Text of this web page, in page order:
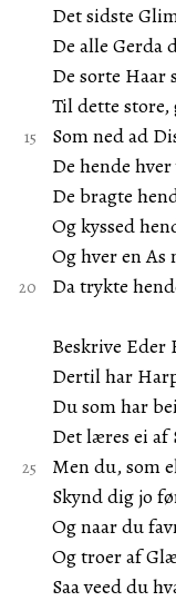
Det sidste
De alle Gerda
De sorte Haar
Til dette store,
Som ned ad
De hende
De bragte
Og kyssed
Og hver en
Da trykte
Beskrive Eder
Dertil har
Du som har
Det læres ei af
Men du, som
Skynd dig jo
Og naar du
Og troer af
Saa veed du